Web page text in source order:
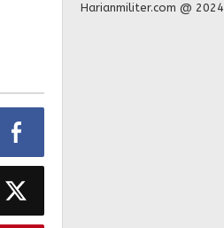
Harianmiliter.com @ 2024